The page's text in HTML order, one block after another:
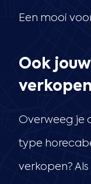
Een mooi
Ook
Overweeg je
type
verkopen? Als